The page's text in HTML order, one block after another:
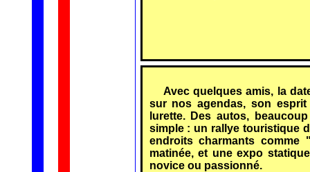
Avec quelques amis, la
sur nos agendas, son
lurette. Des autos,
simple : un rallye touristique
endroits charmants
matinée, et une expo
novice ou passionné.